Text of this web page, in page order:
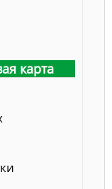
карта